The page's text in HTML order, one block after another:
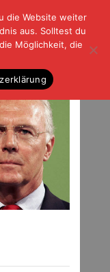
die Website weiter
aus. Solltest du
Möglichkeit, die